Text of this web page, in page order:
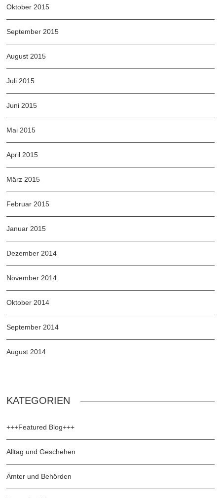
Oktober 2015
September 2015
August 2015
Juli 2015
Juni 2015
Mai 2015
April 2015
März 2015
Februar 2015
Januar 2015
Dezember 2014
November 2014
Oktober 2014
September 2014
August 2014
KATEGORIEN
+++Featured Blog+++
Alltag und Geschehen
Ämter und Behörden